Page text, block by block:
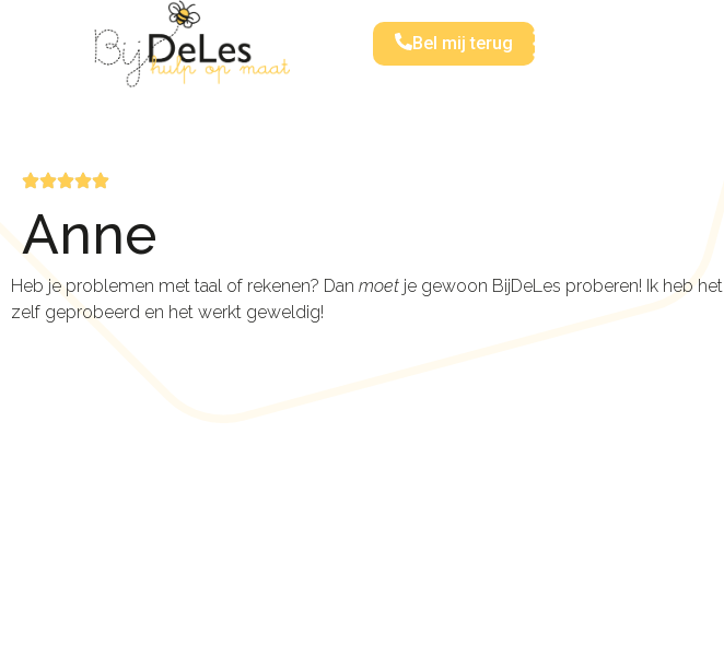
Bel mij terug
Anne
Heb je problemen met taal of rekenen? Dan moet je gewoon BijDeLes proberen! Ik heb het
zelf geprobeerd en het werkt geweldig!